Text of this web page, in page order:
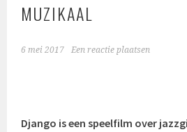
MUZIKAAL
6 mei 2017 Een reactie plaatsen
Django is een speelfilm over